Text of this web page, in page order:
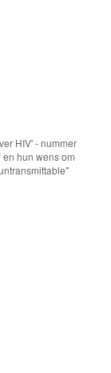
HIV' - nummer
hun wens om